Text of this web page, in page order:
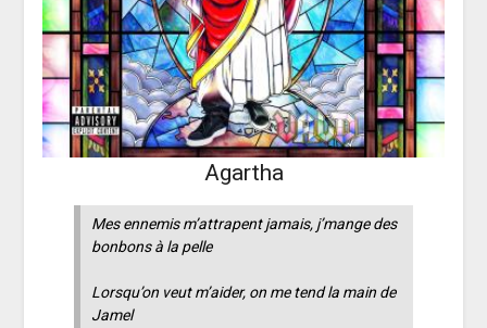
Agartha
Mes ennemis m’attrapent jamais, j’mange des
bonbons à la pelle
Lorsqu’on veut m’aider, on me tend la main de
Jamel